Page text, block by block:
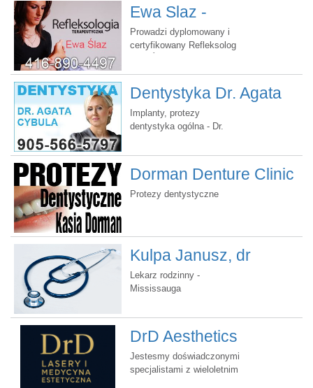
Ewa Slaz -
Refleksologia
Prowadzi dyplomowany i
certyfikowany Refleksolog
polecana przez Wandę
Bratko
Dentystyka Dr. Agata
Cybula
Implanty, protezy
dentystyka ogólna - Dr.
Dorman Denture Clinic
Protezy dentystyczne
Kulpa Janusz, dr
Lekarz rodzinny -
Mississauga
DrD Aesthetics
Jestesmy doświadczonymi
specjalistami z wieloletnim